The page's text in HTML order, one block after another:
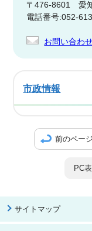
〒476-8601 愛
電話番号:052-
お問い合わ
市政情報
前のペー
PC
サイトマップ